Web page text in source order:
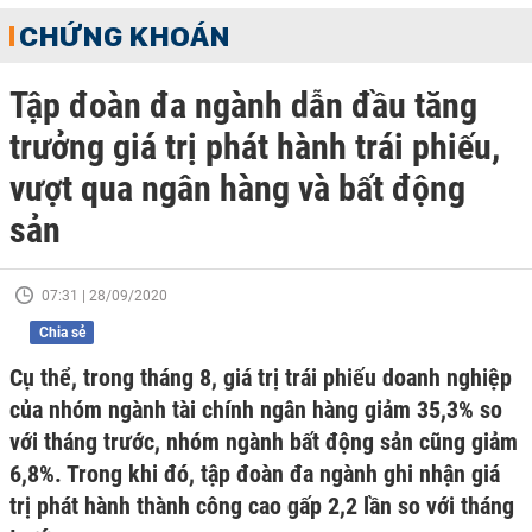
CHỨNG KHOÁN
Tập đoàn đa ngành dẫn đầu tăng
trưởng giá trị phát hành trái phiếu,
vượt qua ngân hàng và bất động
sản
07:31 | 28/09/2020
Chia sẻ
Cụ thể, trong tháng 8, giá trị trái phiếu doanh nghiệp
của nhóm ngành tài chính ngân hàng giảm 35,3% so
với tháng trước, nhóm ngành bất động sản cũng giảm
6,8%. Trong khi đó, tập đoàn đa ngành ghi nhận giá
trị phát hành thành công cao gấp 2,2 lần so với tháng